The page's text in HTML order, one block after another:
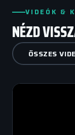
VIDEÓK &
NÉZD
ÖSSZES